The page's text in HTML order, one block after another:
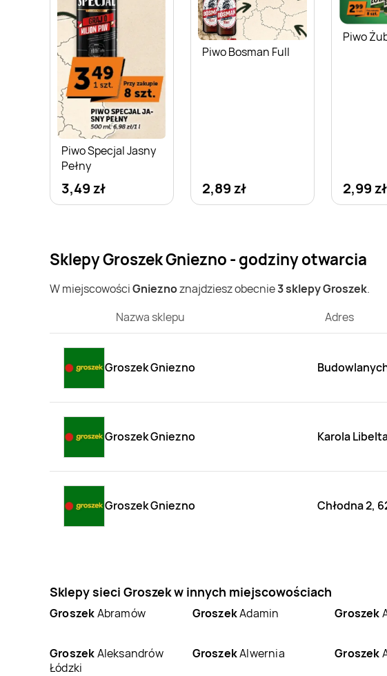
Piwo Specjal Jasny
Pełny
3,49 zł
Piwo Bosman Full
2,89 zł
Piwo
2,99 zł
Sklepy Groszek Gniezno - godziny otwarcia
W miejscowościGnieznoznajdziesz obecnie3 sklepy Groszek.
Nazwa sklepu
Adres
Groszek Gniezno
Groszek Gniezno Karola
Groszek Gniezno Chłodna 2,
Sklepy sieci Groszek w innych miejscowościach
GroszekAbramów GroszekAdamin Groszek
GroszekAleksandrów
Łódzki
GroszekAlwernia Groszek